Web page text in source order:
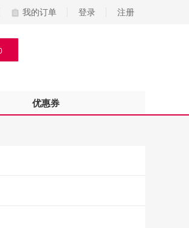
我的订单 登录 注册
优惠券